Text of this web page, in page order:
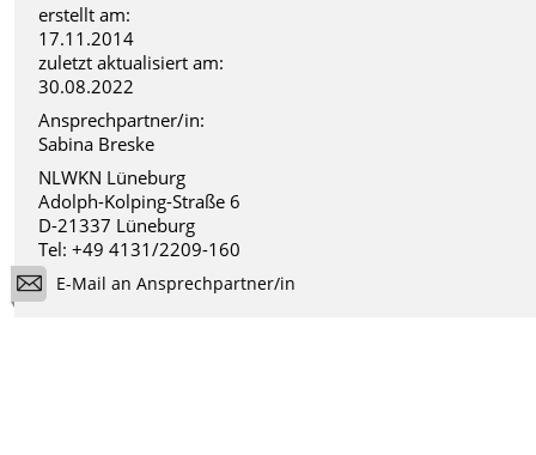
erstellt am:
17.11.2014
zuletzt aktualisiert am:
30.08.2022
Ansprechpartner/in:
Sabina Breske
NLWKN Lüneburg
Adolph-Kolping-Straße 6
D-21337 Lüneburg
Tel: +49 4131/2209-160
E-Mail an Ansprechpartner/in